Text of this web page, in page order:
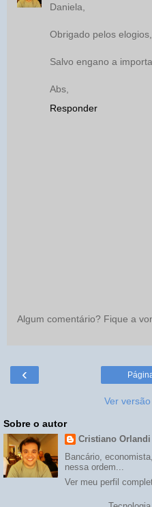
Daniela,
Obrigado pelos
Salvo engano a
Abs,
Responder
Algum comentário? Fique a
‹
Ver
Sobre o autor
Cristiano Orlandi
Bancário,
nessa ordem...
Ver meu perfil